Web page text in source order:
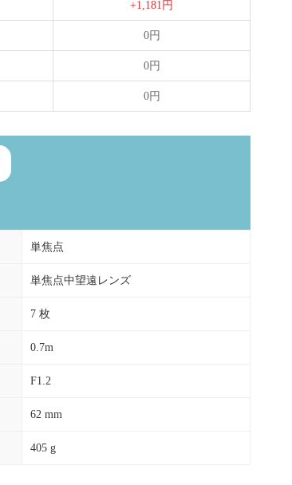
+1,181円
0円
0円
0円
単焦点
単焦点中望遠レンズ
7 枚
0.7m
F1.2
62 mm
405 g